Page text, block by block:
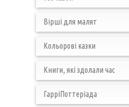
Вірші для малят
Кольорові казки
Книги, які здолали час
ГарріПоттеріада